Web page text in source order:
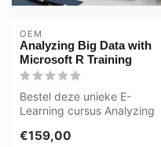
OEM
Analyzing Big Data with
Microsoft R Training
Bestel deze unieke E-
Learning cursus Analyzing
Trainin...
€159,00